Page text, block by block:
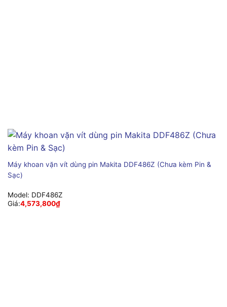
Máy khoan vặn vít dùng pin Makita DDF486Z (Chưa kèm Pin &
Sạc)
Model: DDF486Z
Giá:4,573,800₫